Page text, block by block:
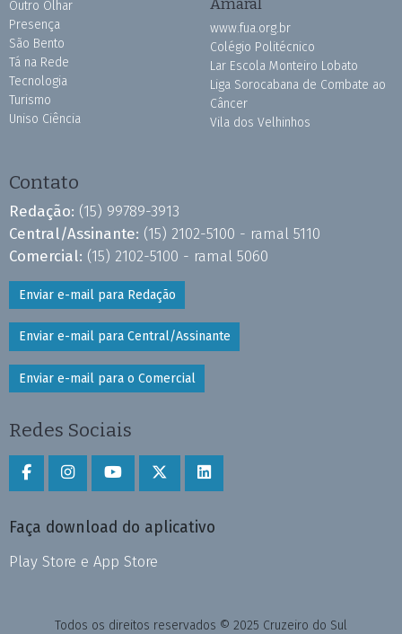
Outro Olhar
Presença
São Bento
Tá na Rede
Tecnologia
Turismo
Uniso Ciência
www.fua.org.br
Colégio Politécnico
Lar Escola Monteiro Lobato
Liga Sorocabana de Combate ao
Câncer
Vila dos Velhinhos
Contato
Redação: (15) 99789-3913
Central/Assinante: (15) 2102-5100 - ramal 5110
Comercial: (15) 2102-5100 - ramal 5060
Enviar e-mail para Redação
Enviar e-mail para Central/Assinante
Enviar e-mail para o Comercial
Redes Sociais
Faça download do aplicativo
Play Store e App Store
Todos os direitos reservados © 2025 Cruzeiro do Sul